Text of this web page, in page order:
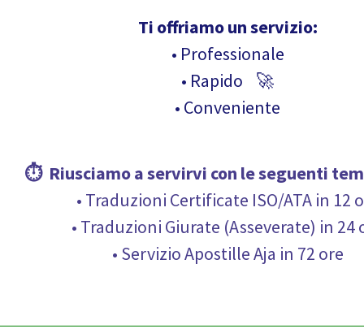
Ti offriamo un servizio:
• Professionale
• Rapido 🚀
• Conveniente
⏱ Riusciamo a servirvi con le seguenti
• Traduzioni Certificate ISO/ATA in 12
• Traduzioni Giurate (Asseverate) in 24
• Servizio Apostille Aja in 72 ore